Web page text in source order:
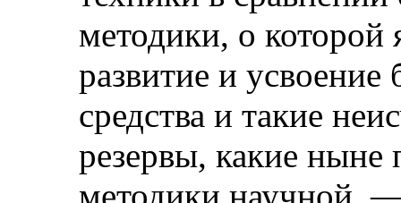
методики, о
развитие и
средства и такие
резервы, какие
методики научной,